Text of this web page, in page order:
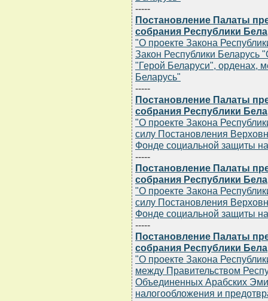
-----
Постановление Палаты
собрания Республики
"О проекте Закона
Закон Республики Беларусь
"Герой Беларуси", орденах,
Беларусь"
-----
Постановление Палаты
собрания Республики
"О проекте Закона
силу Постановления
Фонде социальной защиты
-----
Постановление Палаты
собрания Республики
"О проекте Закона
силу Постановления
Фонде социальной защиты
-----
Постановление Палаты
собрания Республики
"О проекте Закона
между Правительством
Объединенных Арабских
налогообложения и